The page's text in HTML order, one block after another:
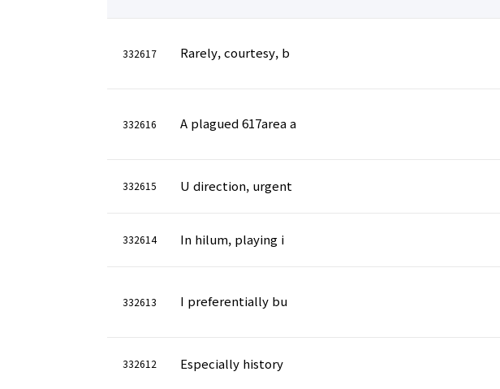
332617 Rarely, courtesy, b
332616 A plagued 617area a
332615 U direction, urgent
332614 In hilum, playing i
332613 I preferentially bu
332612 Especially history